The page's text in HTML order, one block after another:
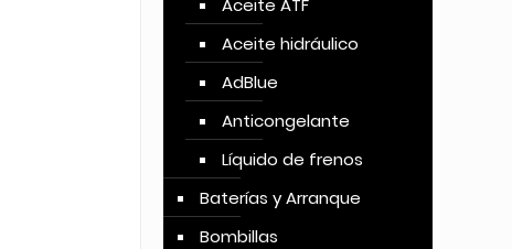
Aceite ATF
Aceite hidráulico
AdBlue
Anticongelante
Líquido de frenos
Baterías y Arranque
Bombillas